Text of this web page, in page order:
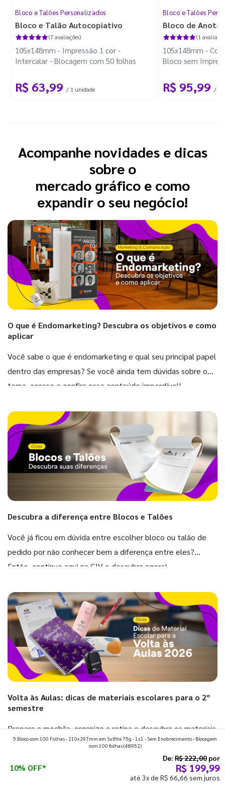
Bloco e Talões Personalizados
Bloco e Talão Autocopiativo
(7 avaliações)
105x148mm - Impressão 1 cor -
Intercalar - Blocagem com 50 folhas
R$ 63,99 / 1 unidade
Bloco e Talões
Bloco de
(1
105x148mm -
Bloco sem
R$ 95,99 / 10
Acompanhe novidades e dicas
sobre o
mercado gráfico e como
expandir o seu negócio!
O que é Endomarketing? Descubra os objetivos e como
aplicar
Você sabe o que é endomarketing e qual seu principal papel
dentro das empresas? Se você ainda tem dúvidas sobre o
tema, acesse e confira esse conteúdo imperdível!
Descubra a diferença entre Blocos e Talões
Você já ficou em dúvida entre escolher bloco ou talão de
pedido por não conhecer bem a diferença entre eles?
Então, continue aqui na GIV e descubra agora!
Volta às Aulas: dicas de materiais escolares para o 2º
semestre
Prepare a mochila, organize a rotina e descubra os materiais
que fazem toda diferença para começar o segundo
5 Bloco com 100 Folhas - 210x297mm em Sulfite 75g - 1x1 - Sem Enobrecimento - Blocagem
com 100 folhas(48952)
10% OFF*
De: R$ 222,00 por
R$ 199,99
até 3x de R$ 66,66 sem juros